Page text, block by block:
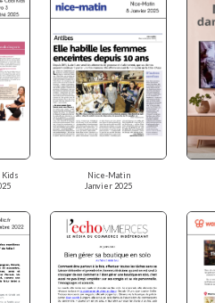
Kids
Nice-Matin
Janvier 2025